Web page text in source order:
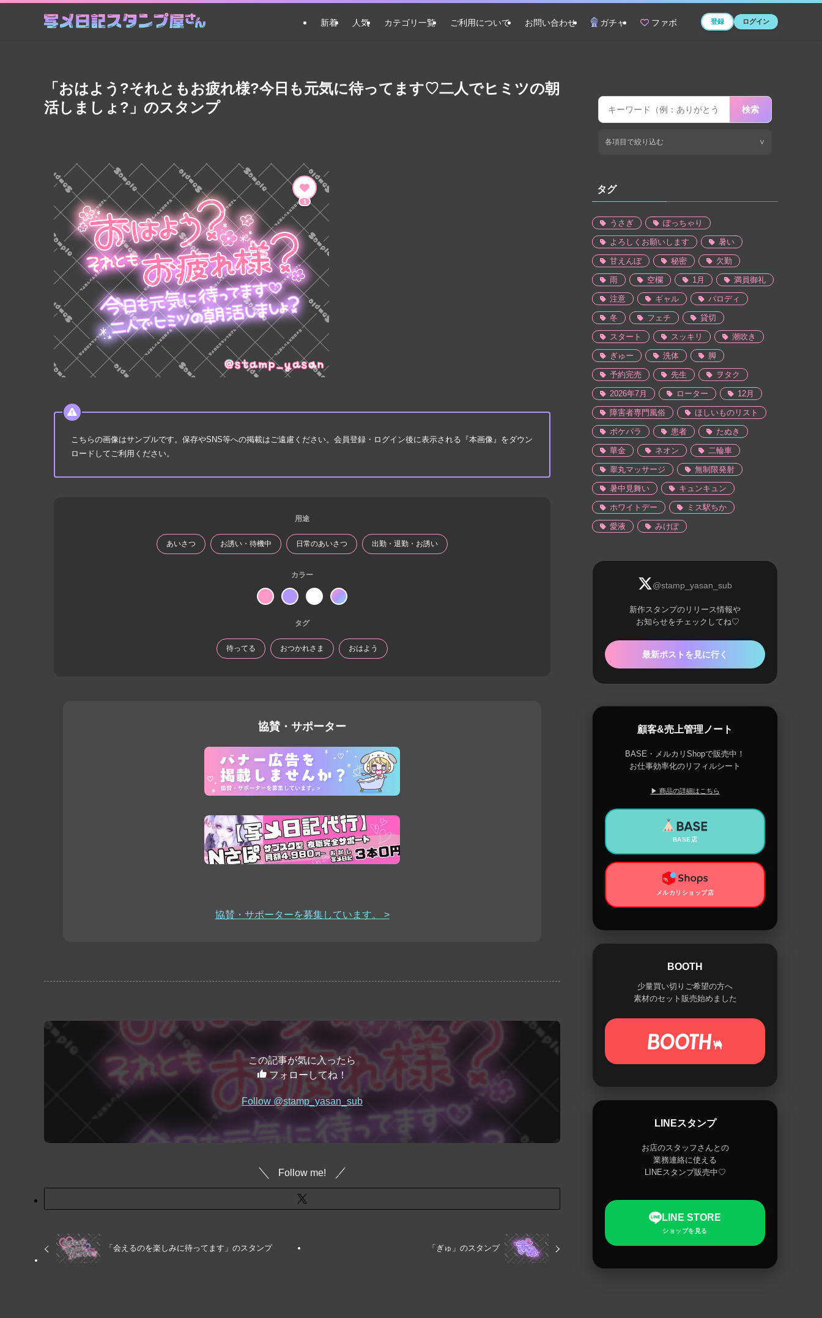
新着 人気 カテゴリ一覧 ご利用について お問い合わせ ガチャ ファボ 登録 ログイン
「おはよう?それともお疲れ様?今日も元気に待ってます♡二人でヒミツの朝
活しましょ?」のスタンプ
1
こちらの画像はサンプルです。保存やSNS等への掲載はご遠慮ください。会員登録・ログイン後に表示される『本画像』をダウン
ロードしてご利用ください。
用途
あいさつ お誘い・待機中 日常のあいさつ 出勤・退勤・お誘い
カラー
タグ
待ってる おつかれさま おはよう
協賛・サポーター
協賛・サポーターを募集しています。 >
この記事が気に入ったら
フォローしてね！
Follow me!
「会えるのを楽しみに待ってます」のスタンプ 「ぎゅ」のスタンプ
検索
各項目で絞り込む ∨
タグ
うさぎ ぽっちゃり
よろしくお願いします 暑い
甘えんぼ 秘密 欠勤
雨 空欄 1月 満員御礼
注意 ギャル パロディ
冬 フェチ 貸切
スタート スッキリ 潮吹き
ぎゅー 洗体 脚
予約完売 先生 ヲタク
2026年7月 ローター 12月
障害者専門風俗 ほしいものリスト
ポケパラ 患者 たぬき
華金 ネオン 二輪車
睾丸マッサージ 無制限発射
暑中見舞い キュンキュン
ホワイトデー ミス駅ちか
愛液 みけぽ
@stamp_yasan_sub
新作スタンプのリリース情報や
お知らせをチェックしてね♡
最新ポストを見に行く
顧客&売上管理ノート
BASE・メルカリShopで販売中！
お仕事効率化のリフィルシート
▶ 商品の詳細はこちら
BASE店
メルカリショップ店
BOOTH
少量買い切りご希望の方へ
素材のセット販売始めました
LINEスタンプ
お店のスタッフさんとの
業務連絡に使える
LINEスタンプ販売中♡
LINE STORE
ショップを見る